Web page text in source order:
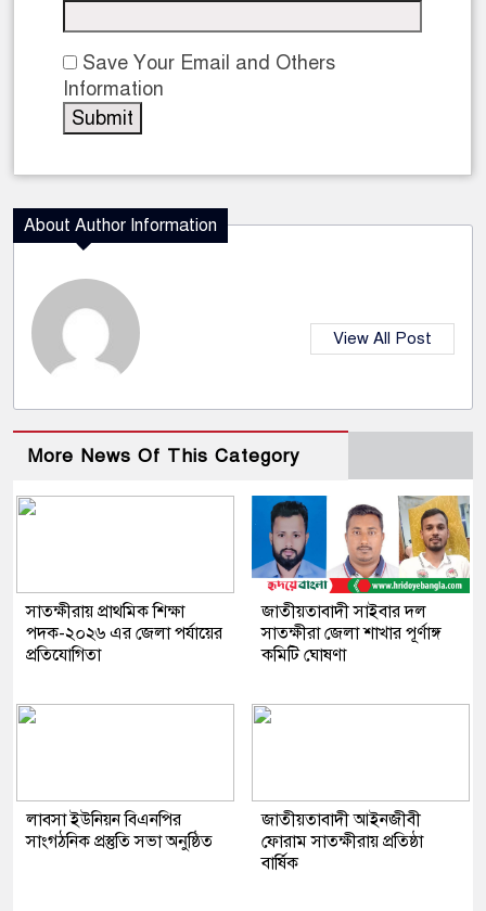
Save Your Email and Others
Information
About Author Information
View All Post
More News Of This Category
সাতক্ষীরায় প্রাথমিক শিক্ষা
পদক-২০২৬ এর জেলা পর্যায়ের
প্রতিযোগিতা
জাতীয়তাবাদী সাইবার দল
সাতক্ষীরা জেলা শাখার পূর্ণাঙ্গ
কমিটি ঘোষণা
লাবসা ইউনিয়ন বিএনপির
সাংগঠনিক প্রস্তুতি সভা অনুষ্ঠিত
জাতীয়তাবাদী আইনজীবী
ফোরাম সাতক্ষীরায় প্রতিষ্ঠা
বার্ষিক